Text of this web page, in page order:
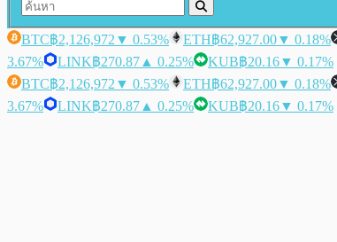
BTC฿2,126,972 ▼ 0.53% ETH฿62,927.00▼ 0.18%
3.67%
LINK฿270.87 ▲ 0.25% KUB฿20.16▼ 0.17%
BTC฿2,126,972 ▼ 0.53% ETH฿62,927.00▼ 0.18%
3.67%
LINK฿270.87 ▲ 0.25% KUB฿20.16▼ 0.17%